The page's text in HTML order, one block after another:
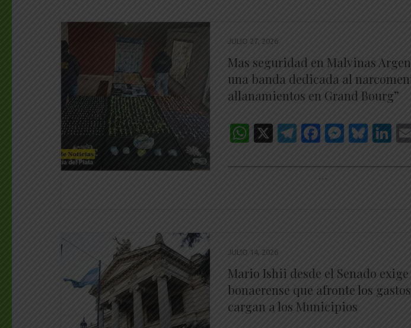
JULIO 27, 2026
Mas seguridad en Malvinas
una banda dedicada al
allanamientos en Grand Bourg”
WhatsApp
X Telegram
Facebook
…
JULIO 14, 2026
Mario Ishii desde el Senado
bonaerense que afronte los
cargan a los Municipios